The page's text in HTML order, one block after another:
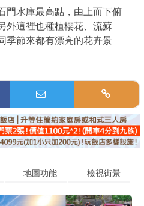
門水庫最高點，由上而下俯
外這裡也種植櫻花、流蘇
季節來都有漂亮的花卉景
地圖功能 檢視街景